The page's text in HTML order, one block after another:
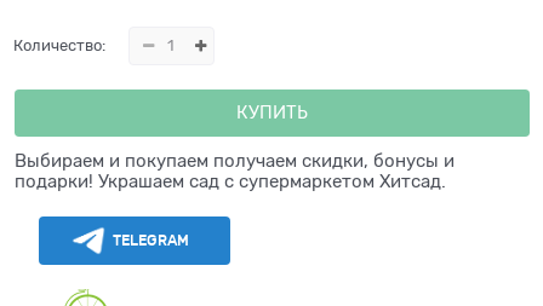
Количество:
КУПИТЬ
Выбираем и покупаем получаем скидки, бонусы и
подарки! Украшаем сад с супермаркетом Хитсад.
TELEGRAM